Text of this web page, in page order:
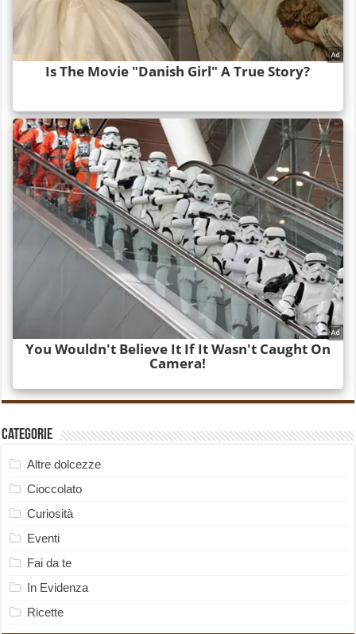
Categorie
Altre dolcezze
Cioccolato
Curiosità
Eventi
Fai da te
In Evidenza
Ricette